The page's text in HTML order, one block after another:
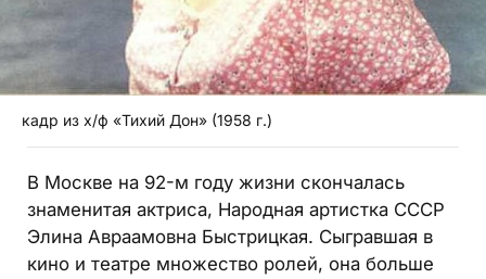
кадр из х/ф «Тихий Дон» (1958 г.)
В Москве на 92-м году жизни скончалась
знаменитая актриса, Народная артистка СССР
Элина Авраамовна Быстрицкая. Сыгравшая в
кино и театре множество ролей, она больше